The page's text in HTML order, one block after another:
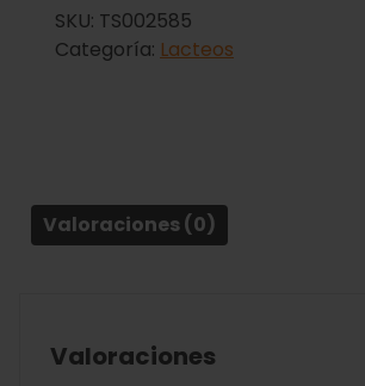
SKU: TS002585
Categoría: Lacteos
Valoraciones (0)
Valoraciones